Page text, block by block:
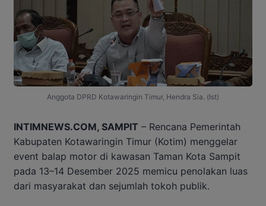
Anggota DPRD Kotawaringin Timur, Hendra Sia. (Ist)
INTIMNEWS.COM, SAMPIT – Rencana Pemerintah
Kabupaten Kotawaringin Timur (Kotim) menggelar
event balap motor di kawasan Taman Kota Sampit
pada 13–14 Desember 2025 memicu penolakan luas
dari masyarakat dan sejumlah tokoh publik.